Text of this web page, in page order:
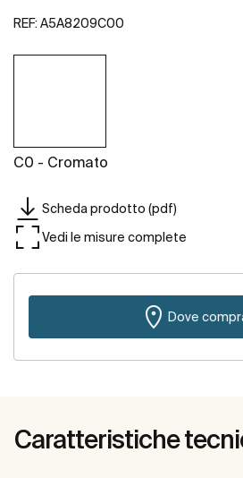
REF: A5A8209C00
C0 - Cromato
Scheda prodotto (pdf)
Vedi le misure complete
Dove
Caratteristiche